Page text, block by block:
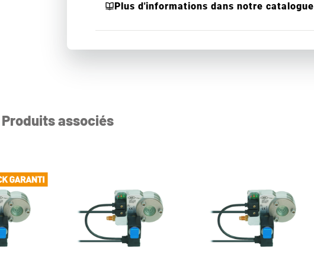
Plus d'informations dans notre catalogue
Produits associés